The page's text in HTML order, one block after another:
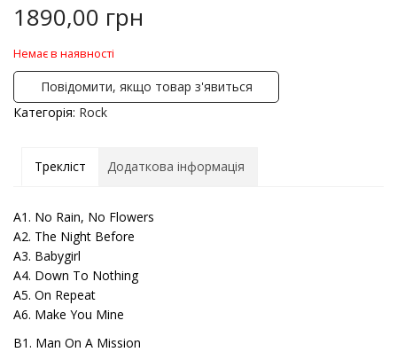
1890,00 грн
Немає в наявності
Повідомити, якщо товар з'явиться
Категорія: Rock
Трекліст Додаткова інформація
A1. No Rain, No Flowers
A2. The Night Before
A3. Babygirl
A4. Down To Nothing
A5. On Repeat
A6. Make You Mine
B1. Man On A Mission